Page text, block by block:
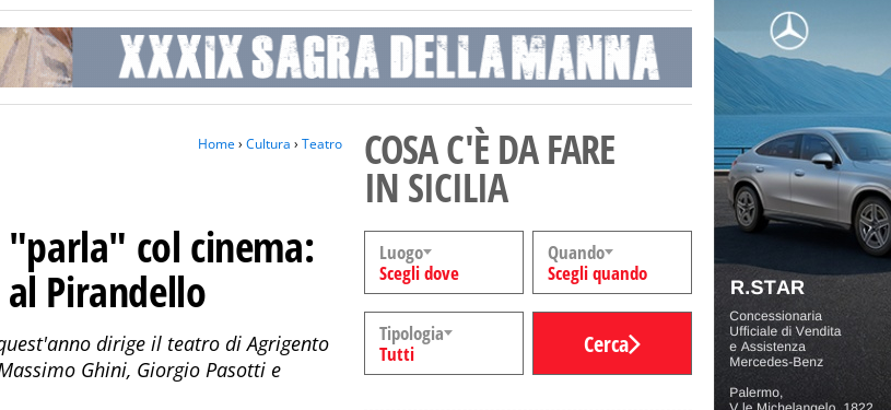
Home› Cultura › Teatro
col cinema:
Pirandello
dirige il teatro di Agrigento
Ghini, Giorgio Pasotti e
COSA C'È DA FARE
IN SICILIA
Luogo
Scegli dove
Quando
Scegli quando
Tipologia
Tutti
Cerca